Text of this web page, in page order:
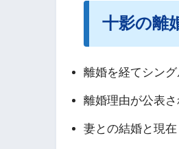
十影の離
離婚を経てシン
離婚理由が公表
妻との結婚と現